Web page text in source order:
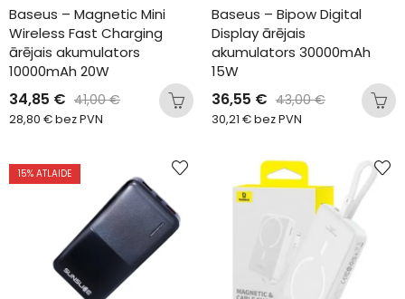
Baseus – Magnetic Mini
Wireless Fast Charging
ārējais akumulators
10000mAh 20W
34,85 € 41,00€
28,80 €bez PVN
Baseus – Bipow Digital
Display ārējais
akumulators 30000mAh
15W
36,55 € 43,00€
30,21 €bez PVN
15% ATLAIDE